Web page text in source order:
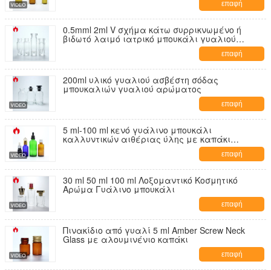
επαφή
0.5mml 2ml V σχήμα κάτω συρρικνωμένο ή
βιδωτό λαιμό ιατρικό μπουκάλι γυαλιού
επαφή
200ml υλικό γυαλιού ασβέστη σόδας
μπουκαλιών γυαλιού αρώματος
επαφή
5 ml-100 ml κενό γυάλινο μπουκάλι
καλλυντικών αιθέριας ύλης με καπάκι
επαφή
30 ml 50 ml 100 ml Λοξομαντικό Κοσμητικό
Αρώμα Γυάλινο μπουκάλι
επαφή
Πινακίδιο από γυαλί 5 ml Amber Screw Neck
Glass με αλουμινένιο καπάκι
επαφή